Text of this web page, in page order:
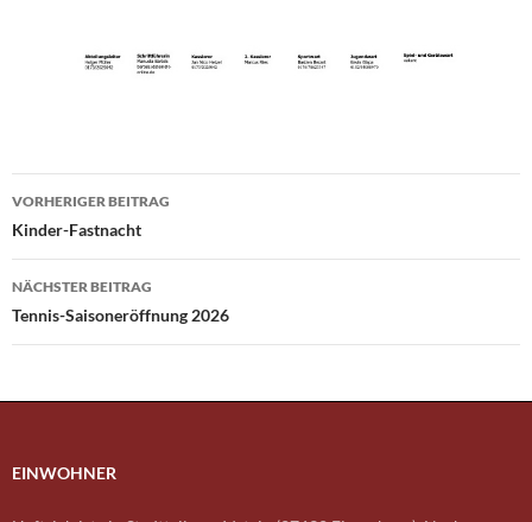
Beitragsnavigation
VORHERIGER BEITRAG
Kinder-Fastnacht
NÄCHSTER BEITRAG
Tennis-Saisoneröffnung 2026
EINWOHNER